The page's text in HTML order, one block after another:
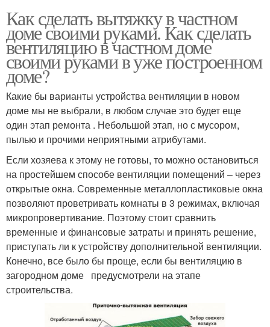
Как сделать вытяжку в частном
доме своими руками. Как сделать
вентиляцию в частном доме
своими руками в уже построенном
доме?
Какие бы варианты устройства вентиляции в новом
доме мы не выбрали, в любом случае это будет еще
один этап ремонта . Небольшой этап, но с мусором,
пылью и прочими неприятными атрибутами.
Если хозяева к этому не готовы, то можно остановиться
на простейшем способе вентиляции помещений – через
открытые окна. Современные металлопластиковые окна
позволяют проветривать комнаты в 3 режимах, включая
микропровертивание. Поэтому стоит сравнить
временные и финансовые затраты и принять решение,
приступать ли к устройству дополнительной вентиляции.
Конечно, все было бы проще, если бы вентиляцию в
загородном доме предусмотрели на этапе
строительства.